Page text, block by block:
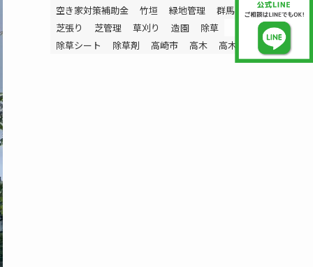
空き家対策補助金
竹垣 緑地管理
群馬県
芝張り
芝管理 草刈り 造園
除草
除草シート
除草剤 高崎市 高木 高木伐採